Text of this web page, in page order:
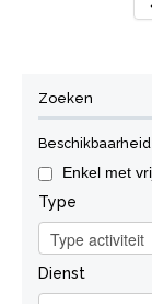
Je kan je wel
Zoeken
Beschikbaarheid
Enkel met
Type
Dienst